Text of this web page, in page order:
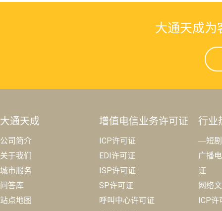
大通天成为
大通天成
公司简介
关于我们
城市服务
问答库
站点地图
增值电信业务许可证
ICP许可证
EDI许可证
ISP许可证
SP许可证
呼叫中心许可证
行业
—短
广播
证
网络
ICP许